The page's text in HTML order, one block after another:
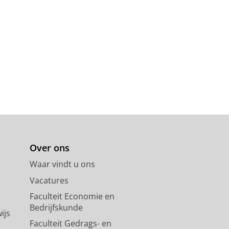
Over ons
Waar vindt u ons
Vacatures
Faculteit Economie en
Bedrijfskunde
Faculteit Gedrags- en